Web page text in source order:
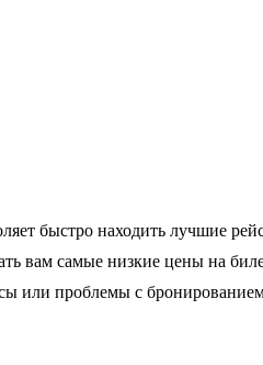
быстро находить лучшие
вам самые низкие цены на
или проблемы с